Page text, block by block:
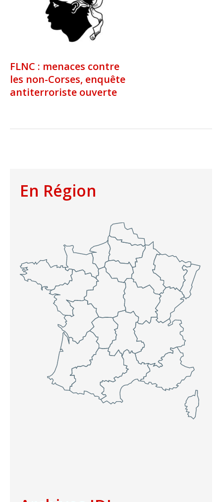
FLNC : menaces contre
les non-Corses, enquête
antiterroriste ouverte
En Région